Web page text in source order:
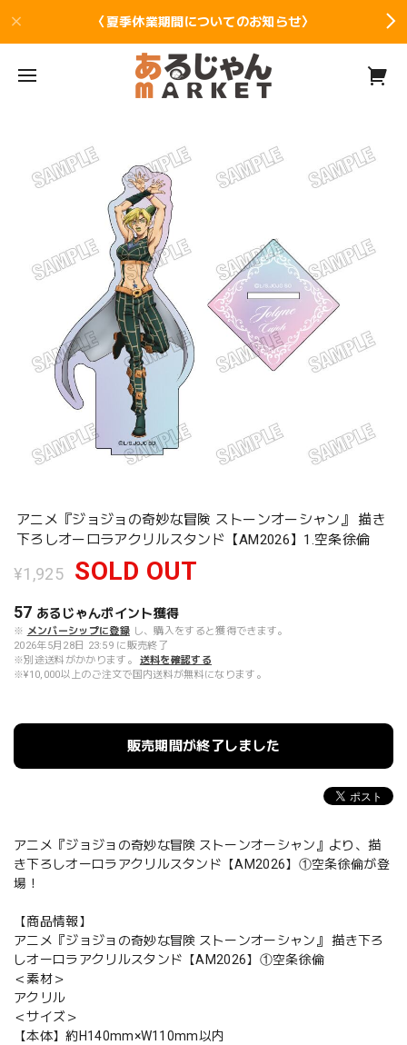
〈夏季休業期間についてのお知らせ〉
アニメ『ジョジョの奇妙な冒険 ストーンオーシャン』 描き
下ろしオーロラアクリルスタンド【AM2026】1.空条徐倫
¥1,925 SOLD OUT
57 あるじゃんポイント獲得
※ メンバーシップに登録 し、購入をすると獲得できます。
2026年5月28日 23:59 に販売終了
※別途送料がかかります。
送料を確認する
※¥10,000以上のご注文で国内送料が無料になります。
販売期間が終了しました
アニメ『ジョジョの奇妙な冒険 ストーンオーシャン』より、描
き下ろしオーロラアクリルスタンド【AM2026】①空条徐倫が登
場！
【商品情報】
アニメ『ジョジョの奇妙な冒険 ストーンオーシャン』 描き下ろ
しオーロラアクリルスタンド【AM2026】①空条徐倫
＜素材＞
アクリル
＜サイズ＞
【本体】約H140mm×W110mm以内